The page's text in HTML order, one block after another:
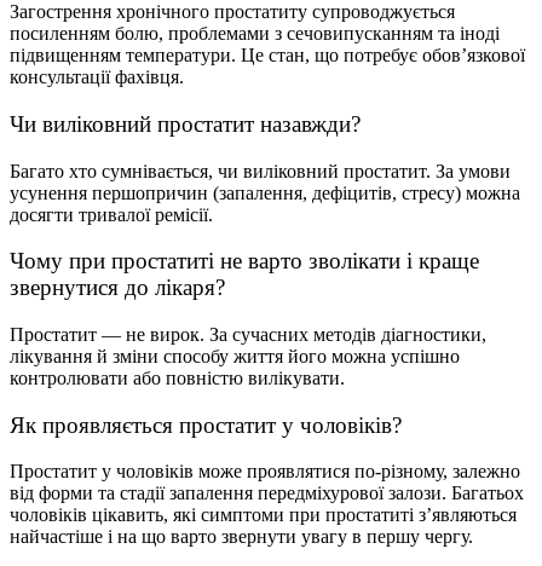
Загострення хронічного простатиту супроводжується
посиленням болю, проблемами з сечовипусканням та іноді
підвищенням температури. Це стан, що потребує обовʼязкової
консультації фахівця.
Чи виліковний простатит назавжди?
Багато хто сумнівається, чи виліковний простатит. За умови
усунення першопричин (запалення, дефіцитів, стресу) можна
досягти тривалої ремісії.
Чому при простатиті не варто зволікати і краще
звернутися до лікаря?
Простатит — не вирок. За сучасних методів діагностики,
лікування й зміни способу життя його можна успішно
контролювати або повністю вилікувати.
Як проявляється простатит у чоловіків?
Простатит у чоловіків може проявлятися по-різному, залежно
від форми та стадії запалення передміхурової залози. Багатьох
чоловіків цікавить, які симптоми при простатиті з’являються
найчастіше і на що варто звернути увагу в першу чергу.